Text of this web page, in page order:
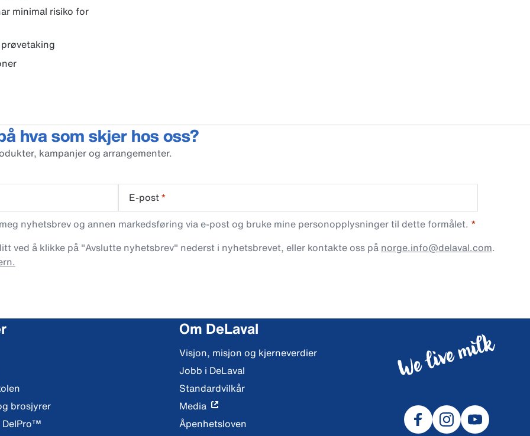
minimal risiko for
hva som skjer hos oss?
kampanjer og arrangementer.
E-post*
nyhetsbrev og annen markedsføring via e-post og bruke mine personopplysninger til dette formålet.
ved å klikke på "Avslutte nyhetsbrev" nederst i nyhetsbrevet, eller kontakte oss på norge.info@delaval.com.
brosjyrer
DelPro™
Om DeLaval
Visjon, misjon og kjerneverdier
Jobb i DeLaval
Standardvilkår
Media
Åpenhetsloven